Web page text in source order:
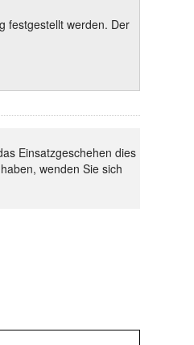
festgestellt werden. Der
Einsatzgeschehen dies
wenden Sie sich